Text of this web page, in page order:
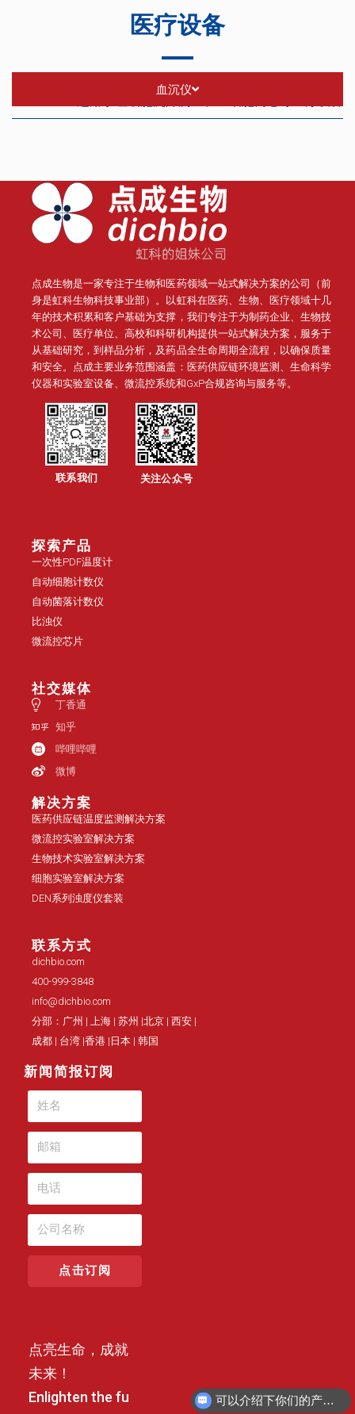
医疗设备
血沉仪
点成生物是一家专注于生物和医药领域一站式解决方案的公司（前
身是虹科生物科技事业部）。
以虹科在医药、生物、医疗领域十几
年的技术积累和客户基础为支撑，我们专注于为制药企业、生物技
术公司、医疗单位、高校和科研机构提供一站式解决方案，服务于
从基础研究，到样品分析，及药品全生命周期全流程，以确保质量
和安全。点成主要业务范围涵盖：医药供应链环境监测、生命科学
仪器和实验室设备、微流控系统和GxP合规咨询与服务等。
联系我们 关注公众号
探索产品
一次性PDF温度计
自动细胞计数仪
自动菌落计数仪
比浊仪
微流控芯片
社交媒体
丁香通
知乎
哔哩哔哩
微博
解决方案
医药供应链温度监测解决方案
微流控实验室解决方案
生物技术实验室解决方案
细胞实验室解决方案
DEN系列浊度仪套装
联系方式
dichbio.com
400-999-3848
info@dichbio.com
分部：广州 | 上海 | 苏州 |北京 | 西安 |
成都 | 台湾 |香港 |日本 | 韩国
新闻简报订阅
点击订阅
点亮生命，成就
未来！
Enlighten the fu
申请免费试用